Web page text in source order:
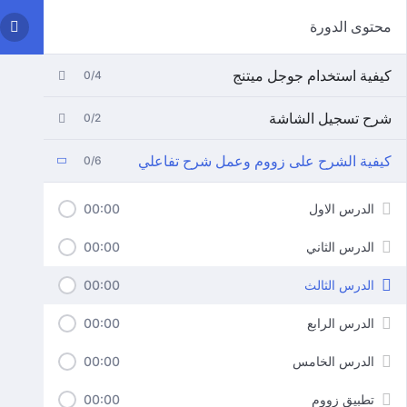
محتوى الدورة
كيفية استخدام جوجل ميتنج 0/4
شرح تسجيل الشاشة 0/2
كيفية الشرح على زووم وعمل شرح تفاعلي 0/6
الدرس الاول 00:00
الدرس الثاني 00:00
الدرس الثالث 00:00
الدرس الرابع 00:00
الدرس الخامس 00:00
تطبيق زووم 00:00